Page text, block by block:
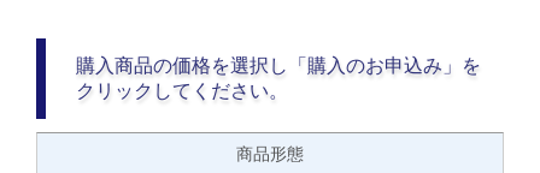
購入商品の価格を選択し「購入のお申込み」を
クリックしてください。
商品形態